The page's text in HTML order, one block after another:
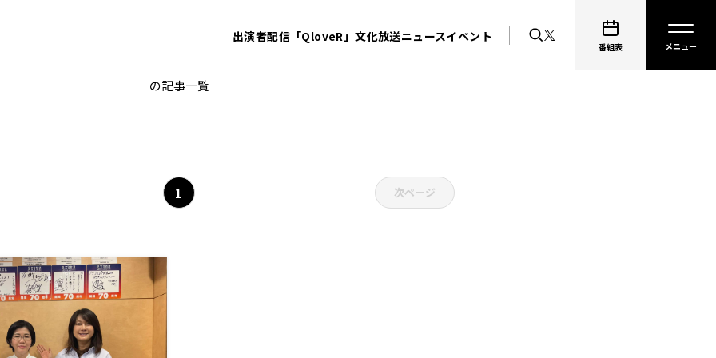
出演者配信「QloveR」文化放送ニュースイベント
番組表
の記事一覧
1 次ページ